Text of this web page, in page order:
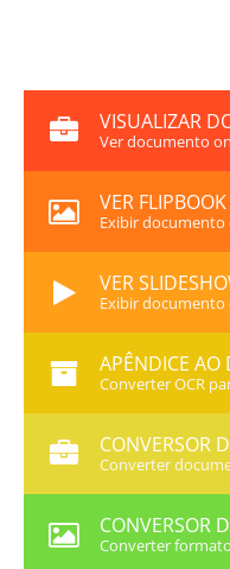
VISUALIZAR
Ver documento
VER FLIPBOOK
Exibir
VER
Exibir documento
APÊNDICE AO
Converter OCR
CONVERSOR
Converter
CONVERSOR
Converter